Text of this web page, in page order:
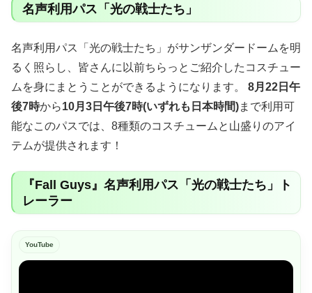
名声利用パス「光の戦士たち」
名声利用パス「光の戦士たち」がサンザンダードームを明
るく照らし、皆さんに以前ちらっとご紹介したコスチュー
ムを身にまとうことができるようになります。 8月22日午
後7時から10月3日午後7時(いずれも日本時間)まで利用可
能なこのパスでは、8種類のコスチュームと山盛りのアイ
テムが提供されます！
『Fall Guys』名声利用パス「光の戦士たち」ト
レーラー